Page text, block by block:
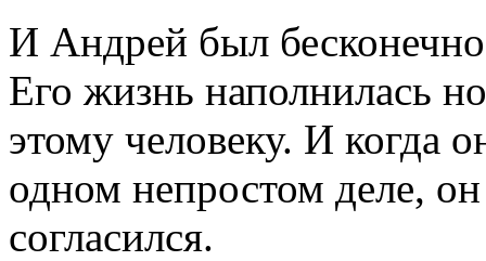
И Андрей был бесконечно
Его жизнь наполнилась
этому человеку. И когда
одном непростом деле,
согласился.